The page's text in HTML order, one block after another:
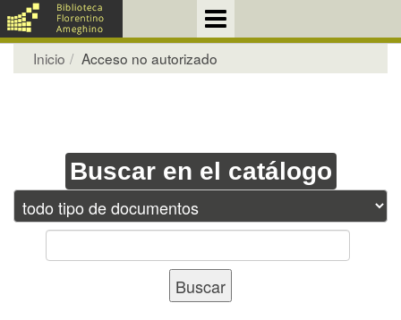
Inicio Acceso no autorizado
Buscar en el catálogo